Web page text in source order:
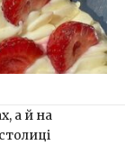
а й на